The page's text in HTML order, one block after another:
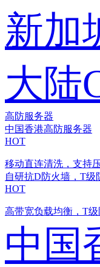
新加
大陆
高防服务器
中国香港高防服务器
HOT
移动直连清洗，支持
自研抗D防火墙，T级
HOT
高带宽负载均衡，T级
中国